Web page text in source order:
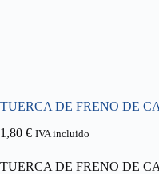
TUERCA DE FRENO DE
1,80 € IVA incluido
TUERCA DE FRENO DE